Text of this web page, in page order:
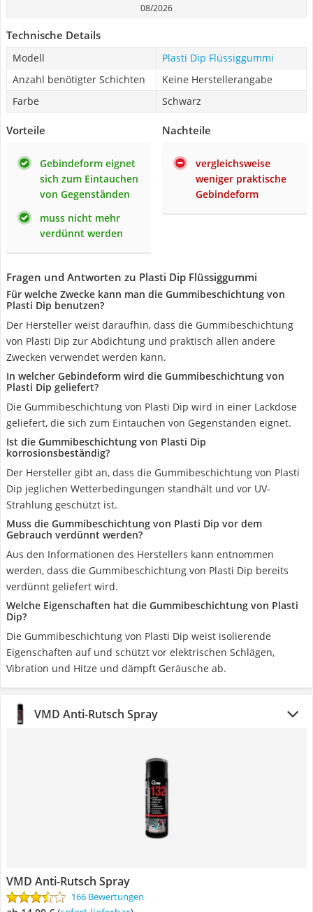
08/2026
Technische Details
Modell
Plasti Dip Flüssiggummi
Anzahl benötigter Schichten
Keine Herstellerangabe
Farbe
Schwarz
Vorteile
Gebindeform eignet
sich zum Eintauchen
von Gegenständen
muss nicht mehr
verdünnt werden
Nachteile
vergleichsweise
weniger praktische
Gebindeform
Fragen und Antworten zu Plasti Dip Flüssiggummi
Für welche Zwecke kann man die Gummibeschichtung von
Plasti Dip benutzen?
Der Hersteller weist daraufhin, dass die Gummibeschichtung
von Plasti Dip zur Abdichtung und praktisch allen andere
Zwecken verwendet werden kann.
In welcher Gebindeform wird die Gummibeschichtung von
Plasti Dip geliefert?
Die Gummibeschichtung von Plasti Dip wird in einer Lackdose
geliefert, die sich zum Eintauchen von Gegenständen eignet.
Ist die Gummibeschichtung von Plasti Dip
korrosionsbeständig?
Der Hersteller gibt an, dass die Gummibeschichtung von Plasti
Dip jeglichen Wetterbedingungen standhält und vor UV-
Strahlung geschützt ist.
Muss die Gummibeschichtung von Plasti Dip vor dem
Gebrauch verdünnt werden?
Aus den Informationen des Herstellers kann entnommen
werden, dass die Gummibeschichtung von Plasti Dip bereits
verdünnt geliefert wird.
Welche Eigenschaften hat die Gummibeschichtung von Plasti
Dip?
Die Gummibeschichtung von Plasti Dip weist isolierende
Eigenschaften auf und schützt vor elektrischen Schlägen,
Vibration und Hitze und dämpft Geräusche ab.
VMD Anti-Rutsch Spray
VMD Anti-Rutsch Spray
166 Bewertungen